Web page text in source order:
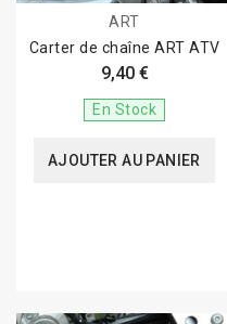
ART
Carter de chaîne ART ATV
9,40 €
En Stock
AJOUTER AU PANIER